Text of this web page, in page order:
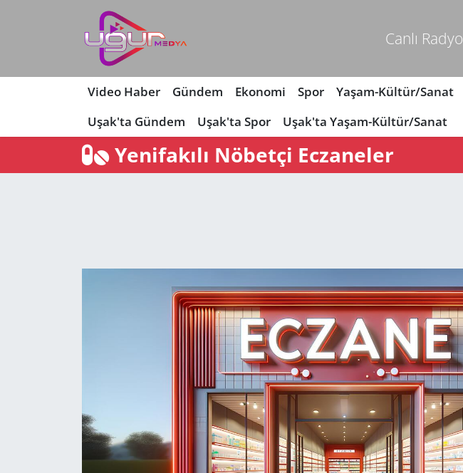
Canlı Radyo
Video Haber Gündem Ekonomi Spor Yaşam-Kültür/Sanat
Uşak'ta Gündem
Uşak'ta Spor Uşak'ta Yaşam-Kültür/Sanat
Yenifakılı Nöbetçi Eczaneler
Nöbetçi Eczaneler
Hava Durumu
Namaz Vakitleri
Trafik Durumu
Son Dakika Haberleri